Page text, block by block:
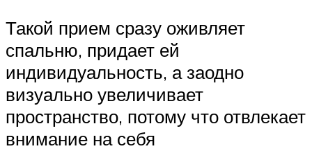
Такой прием сразу оживляет
спальню, придает ей
индивидуальность, а заодно
визуально увеличивает
пространство, потому что отвлекает
внимание на себя